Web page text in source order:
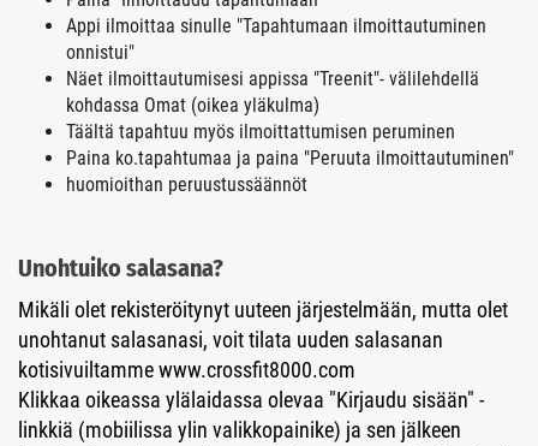
Appi ilmoittaa sinulle "Tapahtumaan ilmoittautuminen
onnistui"
Näet ilmoittautumisesi appissa "Treenit"- välilehdellä
kohdassa Omat (oikea yläkulma)
Täältä tapahtuu myös ilmoittattumisen peruminen
Paina ko.tapahtumaa ja paina "Peruuta ilmoittautuminen"
huomioithan peruustussäännöt
Unohtuiko salasana?
Mikäli olet rekisteröitynyt uuteen järjestelmään, mutta olet
unohtanut salasanasi, voit tilata uuden salasanan
kotisivuiltamme www.crossfit8000.com
Klikkaa oikeassa ylälaidassa olevaa "Kirjaudu sisään" -
linkkiä (mobiilissa ylin valikkopainike) ja sen jälkeen